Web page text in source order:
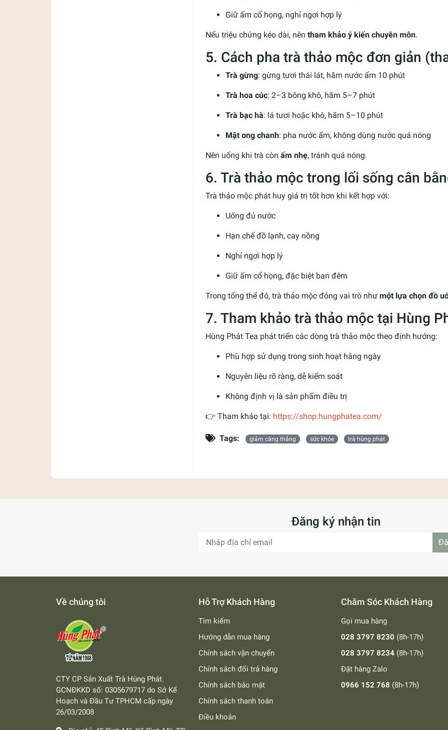
Giữ ấm cổ họng, nghỉ ngơi hợp lý
Nếu triệu chứng kéo dài, nên tham khảo ý kiến chuyên môn.
5. Cách pha trà thảo mộc đơn giản
Trà gừng: gừng tươi thái lát, hãm nước ấm 10 phút
Trà hoa cúc: 2–3 bông khô, hãm 5–7 phút
Trà bạc hà: lá tươi hoặc khô, hãm 5–10 phút
Mật ong chanh: pha nước ấm, không dùng nước quá nóng
Nên uống khi trà còn ấm nhẹ, tránh quá nóng.
6. Trà thảo mộc trong lối sống cân
Trà thảo mộc phát huy giá trị tốt hơn khi kết hợp với:
Uống đủ nước
Hạn chế đồ lạnh, cay nồng
Nghỉ ngơi hợp lý
Giữ ấm cổ họng, đặc biệt ban đêm
Trong tổng thể đó, trà thảo mộc đóng vai trò như một lựa chọn đồ
7. Tham khảo trà thảo mộc tại Hùng
Hùng Phát Tea phát triển các dòng trà thảo mộc theo định hướng:
Phù hợp sử dụng trong sinh hoạt hằng ngày
Nguyên liệu rõ ràng, dễ kiểm soát
Không định vị là sản phẩm điều trị
👉 Tham khảo tại: https://shop.hungphatea.com/
Tags: giảm căng thẳng sức khỏe trà hùng phát
Đăng ký nhận tin
Về chúng tôi
CTY CP Sản Xuất Trà Hùng Phát.
GCNĐKKD số: 0305679717 do Sở Kế
Hoạch và Đầu Tư TPHCM cấp ngày
26/03/2008
Hỗ Trợ Khách Hàng
Tìm kiếm
Hướng dẫn mua hàng
Chính sách vận chuyển
Chính sách đổi trả hàng
Chính sách bảo mật
Chính sách thanh toán
Điều khoản
Chăm Sóc Khách Hàng
Gọi mua hàng
028 3797 8230 (8h-17h)
028 3797 8234 (8h-17h)
Đặt hàng Zalo
0966 152 768 (8h-17h)